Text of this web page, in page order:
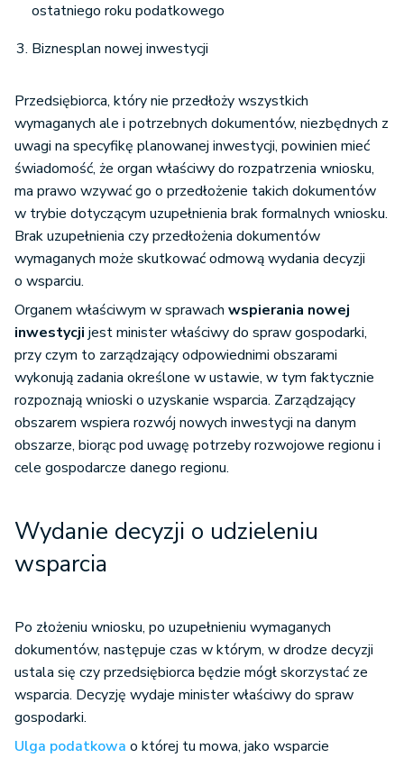
ostatniego roku podatkowego
Biznesplan nowej inwestycji
Przedsiębiorca, który nie przedłoży wszystkich
wymaganych ale i potrzebnych dokumentów, niezbędnych z
uwagi na specyfikę planowanej inwestycji, powinien mieć
świadomość, że organ właściwy do rozpatrzenia wniosku,
ma prawo wzywać go o przedłożenie takich dokumentów
w trybie dotyczącym uzupełnienia brak formalnych wniosku.
Brak uzupełnienia czy przedłożenia dokumentów
wymaganych może skutkować odmową wydania decyzji
o wsparciu.
Organem właściwym w sprawach wspierania nowej
inwestycji jest minister właściwy do spraw gospodarki,
przy czym to zarządzający odpowiednimi obszarami
wykonują zadania określone w ustawie, w tym faktycznie
rozpoznają wnioski o uzyskanie wsparcia. Zarządzający
obszarem wspiera rozwój nowych inwestycji na danym
obszarze, biorąc pod uwagę potrzeby rozwojowe regionu i
cele gospodarcze danego regionu.
Wydanie decyzji o udzieleniu
wsparcia
Po złożeniu wniosku, po uzupełnieniu wymaganych
dokumentów, następuje czas w którym, w drodze decyzji
ustala się czy przedsiębiorca będzie mógł skorzystać ze
wsparcia. Decyzję wydaje minister właściwy do spraw
gospodarki.
Ulga podatkowa o której tu mowa, jako wsparcie